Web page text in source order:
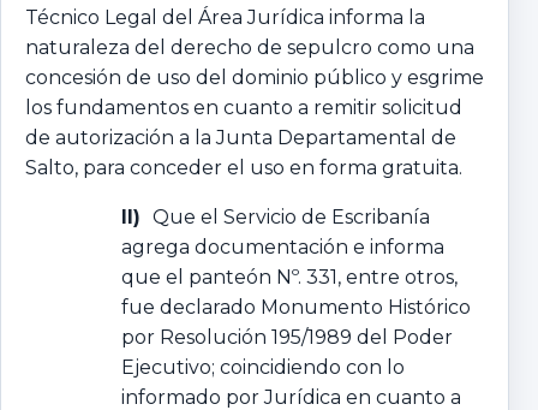
Técnico Legal del Área Jurídica informa la
naturaleza del derecho de sepulcro como una
concesión de uso del dominio público y esgrime
los fundamentos en cuanto a remitir solicitud
de autorización a la Junta Departamental de
Salto, para conceder el uso en forma gratuita.
II) Que el Servicio de Escribanía
agrega documentación e informa
que el panteón Nº. 331, entre otros,
fue declarado Monumento Histórico
por Resolución 195/1989 del Poder
Ejecutivo; coincidiendo con lo
informado por Jurídica en cuanto a